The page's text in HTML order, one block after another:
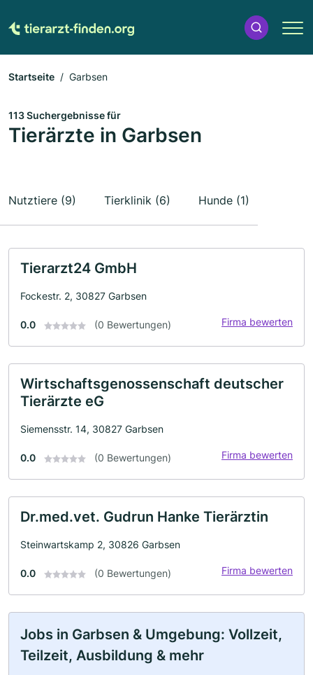
Startseite Garbsen
113 Suchergebnisse für
Tierärzte in Garbsen
Nutztiere (9) Tierklinik (6) Hunde (1)
Tierarzt24 GmbH
Fockestr. 2, 30827 Garbsen
0.0 (0 Bewertungen) Firma bewerten
Wirtschaftsgenossenschaft deutscher
Tierärzte eG
Siemensstr. 14, 30827 Garbsen
0.0 (0 Bewertungen) Firma bewerten
Dr.med.vet. Gudrun Hanke Tierärztin
Steinwartskamp 2, 30826 Garbsen
0.0 (0 Bewertungen) Firma bewerten
Jobs in Garbsen & Umgebung: Vollzeit,
Teilzeit, Ausbildung & mehr